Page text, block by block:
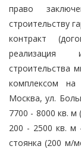
право
строительству
контракт
реализация
строительства
комплексом
Москва, ул.
7700 - 8000 кв. м
200 - 2500 кв. м
стоянка (200 м/